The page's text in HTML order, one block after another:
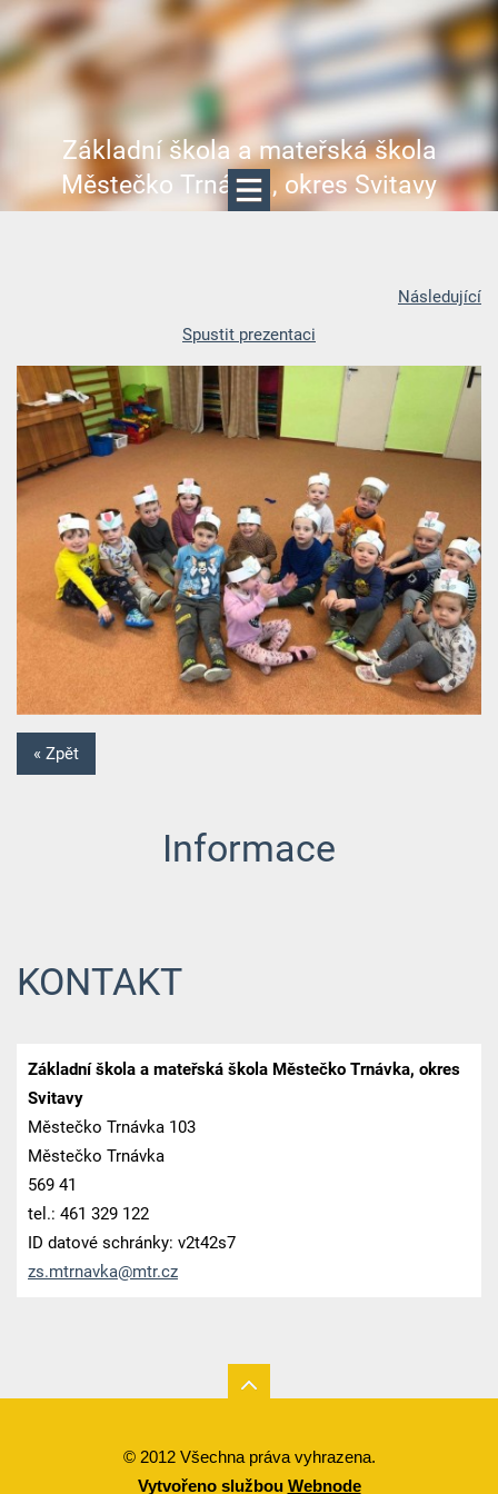
Základní škola a mateřská škola
Městečko Trnávka, okres Svitavy
Následující
Spustit prezentaci
« Zpět
Informace
KONTAKT
Základní škola a mateřská škola Městečko Trnávka, okres
Svitavy
Městečko Trnávka 103
Městečko Trnávka
569 41
tel.: 461 329 122
ID datové schránky: v2t42s7
zs.mtrnavka@mtr.cz
© 2012 Všechna práva vyhrazena.
Vytvořeno službou Webnode